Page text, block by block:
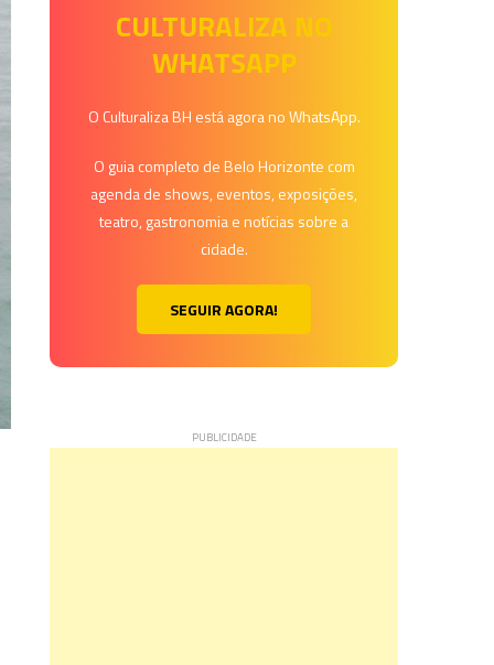
CULTURALIZA NO
WHATSAPP
O Culturaliza BH está agora no WhatsApp.
O guia completo de Belo Horizonte com
agenda de shows, eventos, exposições,
teatro, gastronomia e notícias sobre a
cidade.
SEGUIR AGORA!